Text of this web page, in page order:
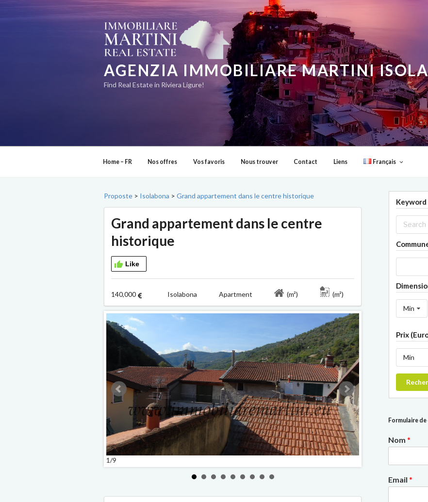
AGENZIA IMMOBILIARE MARTINI
Find Real Estate in Riviera Ligure!
Home – FR Nos offres Vos favoris Nous trouver Contact Liens Français
Proposte > Isolabona > Grand appartement dans le centre historique
Grand appartement dans le centre
historique
Like
140,000 Isolabona Apartment (m²) (m²)
1/9
Keyword
Min
Prix
Min
Formulaire
Nom*
Email*